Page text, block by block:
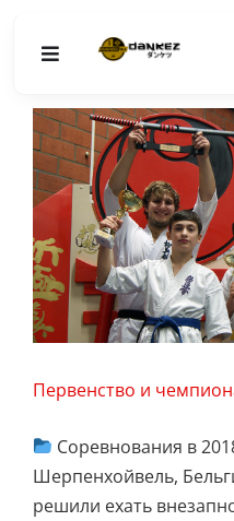
Toggle
Главная
Соревнования
Мероприятия
Галерея
Школа Dankezu
Первенство и
Соревнования в
Шерпенхойвель,
решили ехать